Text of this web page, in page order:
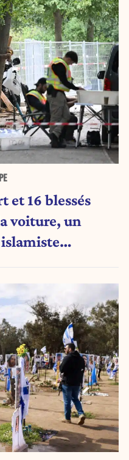
et 16 blessés
voiture, un